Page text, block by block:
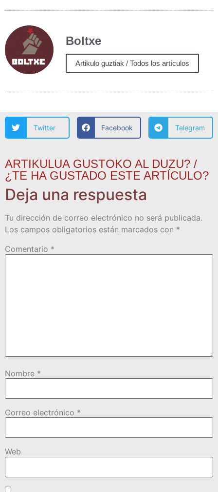
Boltxe
Artikulo guztiak / Todos los artículos
Twitter Facebook Telegram
ARTIKULUA GUSTOKO AL DUZU? /
¿TE HA GUSTADO ESTE ARTÍCULO?
Deja una respuesta
Tu dirección de correo electrónico no será publicada.
Los campos obligatorios están marcados con *
Comentario *
Nombre *
Correo electrónico *
Web